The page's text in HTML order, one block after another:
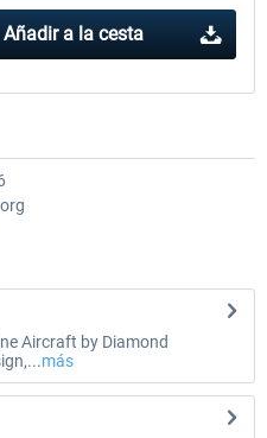
Añadir a la cesta
Aircraft by Diamond
más